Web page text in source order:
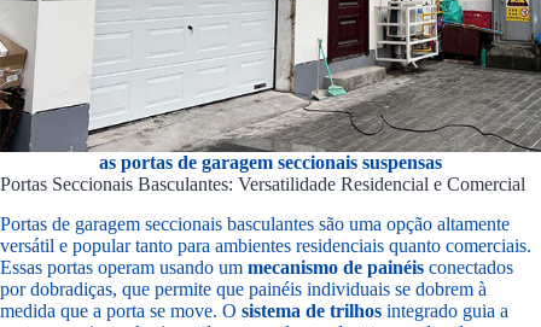
as portas de garagem seccionais suspensas
Portas Seccionais Basculantes: Versatilidade Residencial e Comercial
Portas de garagem seccionais basculantes são uma opção altamente
versátil e popular tanto para ambientes residenciais quanto comerciais.
Essas portas operam usando um mecanismo de painéis conectados
por dobradiças, que permite que painéis individuais se dobrem à
medida que a porta se move. O sistema de trilhos integrado guia a